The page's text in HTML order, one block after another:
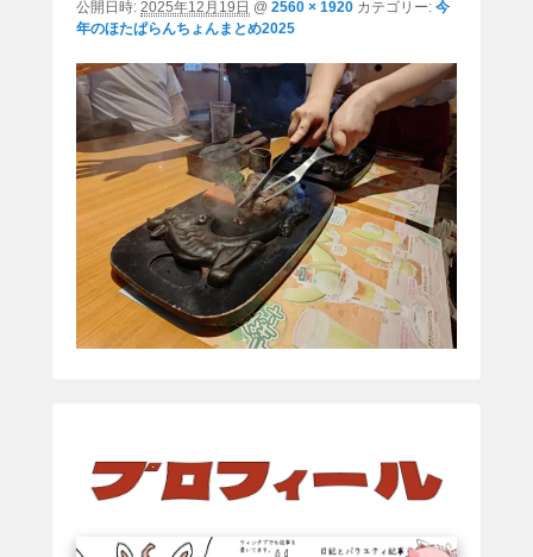
ー
シ
ョ
ン
公開日時: 2025年12月19日 @ 2560 × 1920 カテゴリー: 今
年のほたぱらんちょんまとめ2025